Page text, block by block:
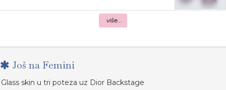
više...
Još na Femini
Glass skin u tri poteza uz Dior Backstage